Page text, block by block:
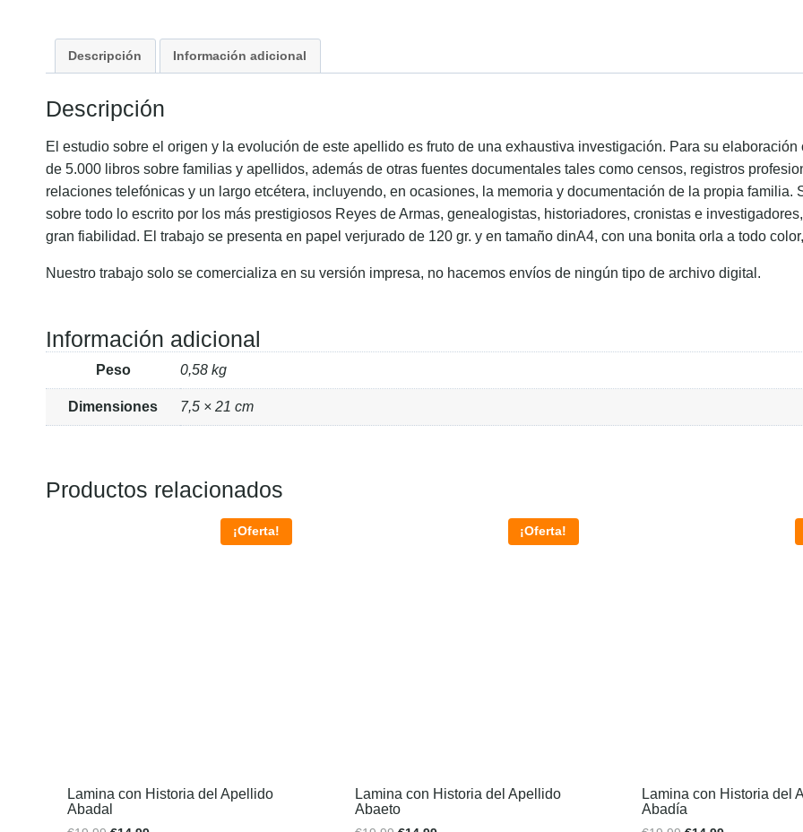
Descripción Información adicional
Descripción
El estudio sobre el origen y la evolución de este apellido es fruto de una exhaustiva investigación. Para su
de 5.000 libros sobre familias y apellidos, además de otras fuentes documentales tales como censos, registros
relaciones telefónicas y un largo etcétera, incluyendo, en ocasiones, la memoria y documentación de la propia familia.
sobre todo lo escrito por los más prestigiosos Reyes de Armas, genealogistas, historiadores, cronistas e
gran fiabilidad. El trabajo se presenta en papel verjurado de 120 gr. y en tamaño dinA4, con una bonita orla a todo
Nuestro trabajo solo se comercializa en su versión impresa, no hacemos envíos de ningún tipo de archivo digital.
Información adicional
Peso 0,58 kg
Dimensiones 7,5 × 21 cm
Productos relacionados
¡Oferta!
Lamina con Historia del Apellido
Abadal
¡Oferta!
Lamina con Historia del Apellido
Abaeto
Lamina con Historia del
Abadía